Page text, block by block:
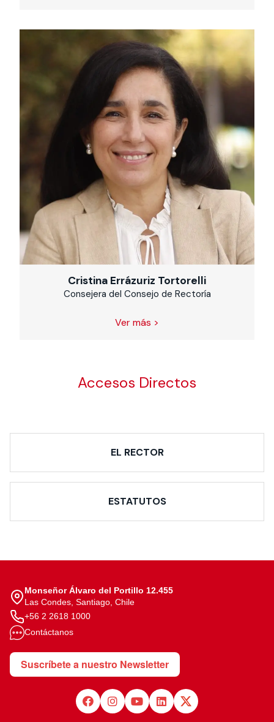
Cristina Errázuriz Tortorelli
Consejera del Consejo de Rectoría
Ver más >
Accesos Directos
EL RECTOR
ESTATUTOS
Monseñor Álvaro del Portillo 12.455
Las Condes, Santiago, Chile
+56 2 2618 1000
Contáctanos
Suscríbete a nuestro Newsletter